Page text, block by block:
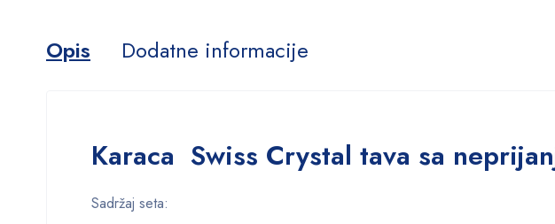
Opis Dodatne informacije
Karaca Swiss Crystal tava sa
Sadržaj seta: